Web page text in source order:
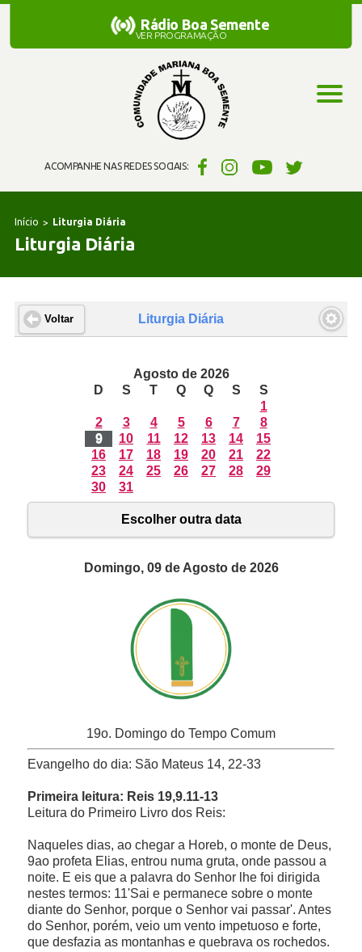
ACOMPANHE NAS REDES SOCIAIS:
Rádio Boa Semente
Rádio Boa Semente
VER PROGRAMAÇÃO
Início Liturgia Diária
Liturgia Diária